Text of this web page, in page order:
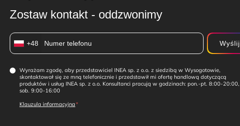
Zostaw kontakt - oddzwonimy
+48
Wyrażam zgodę, aby przedstawiciel INEA sp. z o.o. z siedzibą w Wysogotowie,
skontaktował się ze mną telefonicznie i przedstawił mi ofertę handlową dotyczącą
produktów i usług INEA sp. z o.o. Konsultanci pracują w godzinach: pon.-pt. 8:00-20:00,
sob. 9:00-16:00
Klauzula informacyjna
Wyślij